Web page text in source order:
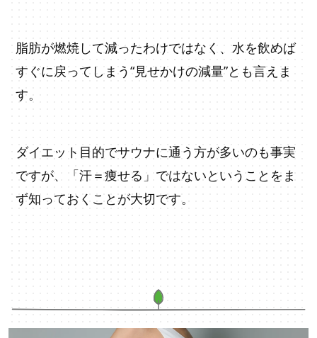
脂肪が燃焼して減ったわけではなく、水を飲めば
すぐに戻ってしまう“見せかけの減量”とも言えま
す。
ダイエット目的でサウナに通う方が多いのも事実
ですが、「汗＝痩せる」ではないということをま
ず知っておくことが大切です。